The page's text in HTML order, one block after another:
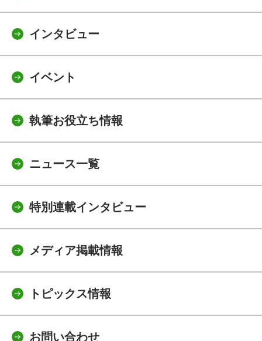
インタビュー
イベント
執筆お役立ち情報
ニュース一覧
特別連載インタビュー
メディア掲載情報
トピックス情報
お問い合わせ